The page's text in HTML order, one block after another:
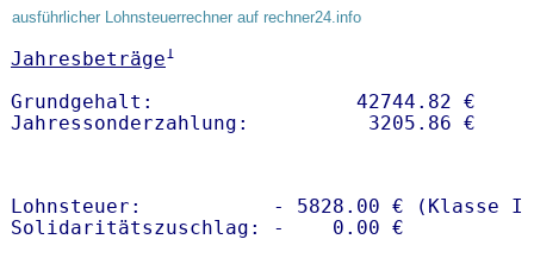
ausführlicher Lohnsteuerrechner auf rechner24.info
Jahresbeträge1
Grundgehalt:                 42744.82 €
Lohnsteuer:           - 5828.00 € (Klasse I)
Solidaritätszuschlag: -    0.00 €